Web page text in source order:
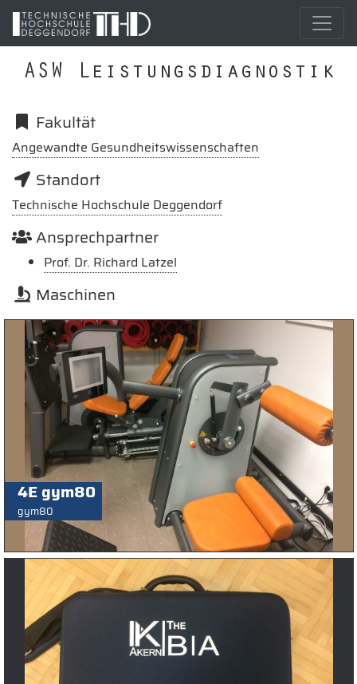
ASW Leistungsdiagnostik
Fakultät
Angewandte Gesundheitswissenschaften
Standort
Technische Hochschule Deggendorf
Ansprechpartner
Prof. Dr. Richard Latzel
Maschinen
4E gym80
gym80